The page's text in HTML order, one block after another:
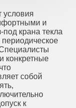
условия
и
крана текла
конкретные
собой
к